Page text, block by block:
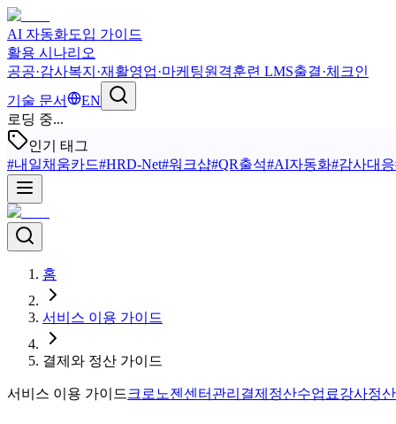
AI 자동화도입 가이드
활용 시나리오
공공·감사복지·재활영업·마케팅원격훈련 LMS출결·체크인
기술 문서
EN
로딩 중...
인기 태그
#내일채움카드#HRD-Net#워크샵#QR출석#AI자동화#감사대응
홈
서비스 이용 가이드
결제와 정산 가이드
서비스 이용 가이드 크로노젠 센터관리 결제 정산수업료강사정산